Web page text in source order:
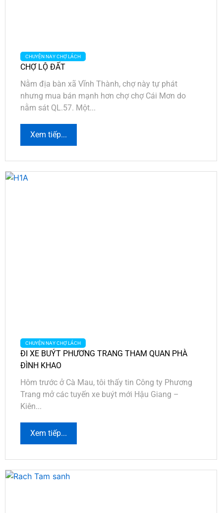
CHUYỆN NAY CHỢ LÁCH
CHỢ LỘ ĐẤT
Nằm địa bàn xã Vĩnh Thành, chợ này tự phát
nhưng mua bán mạnh hơn chợ chợ Cái Mơn do
nằm sát QL.57. Một...
Xem tiếp...
CHUYỆN NAY CHỢ LÁCH
ĐI XE BUÝT PHƯƠNG TRANG THAM QUAN PHÀ
ĐÌNH KHAO
Hôm trước ở Cà Mau, tôi thấy tin Công ty Phương
Trang mở các tuyến xe buýt mới Hậu Giang –
Kiên...
Xem tiếp...